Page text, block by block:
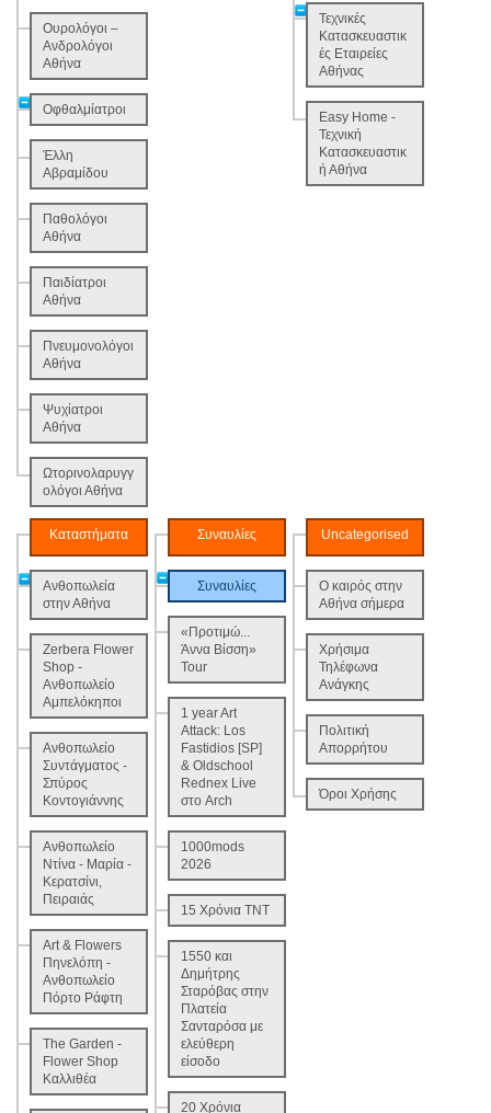
Ουρολόγοι –
Ανδρολόγοι
Αθήνα
Οφθαλμίατροι
Έλλη
Αβραμίδου
Παθολόγοι
Αθήνα
Παιδίατροι
Αθήνα
Πνευμονολόγοι
Αθήνα
Ψυχίατροι
Αθήνα
Ωτορινολαρυγγ
ολόγοι Αθήνα
Τεχνικές
Κατασκευαστικ
ές Εταιρείες
Αθήνας
Easy Home -
Τεχνική
Κατασκευαστικ
ή Αθήνα
Καταστήματα
Ανθοπωλεία
στην Αθήνα
Zerbera Flower
Shop -
Ανθοπωλείο
Αμπελόκηποι
Ανθοπωλείο
Συντάγματος -
Σπύρος
Κοντογιάννης
Ανθοπωλείο
Ντίνα - Μαρία -
Κερατσίνι,
Πειραιάς
Art & Flowers
Πηνελόπη -
Ανθοπωλείο
Πόρτο Ράφτη
The Garden -
Flower Shop
Καλλιθέα
Συναυλίες
Συναυλίες
«Προτιμώ...
Άννα Βίσση»
Tour
1 year Art
Attack: Los
Fastidios [SP]
& Oldschool
Rednex Live
στο Arch
1000mods
2026
15 Χρόνια ΤΝΤ
1550 και
Δημήτρης
Σταρόβας στην
Πλατεία
Σανταρόσα με
ελεύθερη
είσοδο
20 Χρόνια
Uncategorised
Ο καιρός στην
Αθήνα σήμερα
Χρήσιμα
Τηλέφωνα
Ανάγκης
Πολιτική
Απορρήτου
Όροι Χρήσης